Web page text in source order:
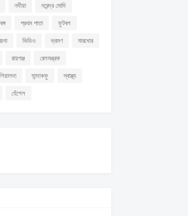
নদীয়া
নরেন্দ্র মোদি
প্রথম পাতা
ফুটবল
ভিডিও ভ্রমণ
মারধোর
রায়গঞ্জ
রেলমন্ত্রক
শিয়ালদা সান্দাকফু
স্বাস্থ্য
হেঁশেল